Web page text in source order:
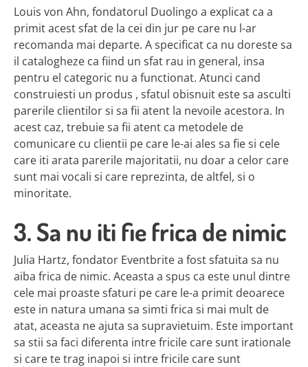
Louis von Ahn, fondatorul Duolingo a explicat ca a
primit acest sfat de la cei din jur pe care nu l-ar
recomanda mai departe. A specificat ca nu doreste sa
il catalogheze ca fiind un sfat rau in general, insa
pentru el categoric nu a functionat. Atunci cand
construiesti un produs , sfatul obisnuit este sa asculti
parerile clientilor si sa fii atent la nevoile acestora. In
acest caz, trebuie sa fii atent ca metodele de
comunicare cu clientii pe care le-ai ales sa fie si cele
care iti arata parerile majoritatii, nu doar a celor care
sunt mai vocali si care reprezinta, de altfel, si o
minoritate.
3. Sa nu iti fie frica de nimic
Julia Hartz, fondator Eventbrite a fost sfatuita sa nu
aiba frica de nimic. Aceasta a spus ca este unul dintre
cele mai proaste sfaturi pe care le-a primit deoarece
este in natura umana sa simti frica si mai mult de
atat, aceasta ne ajuta sa supravietuim. Este important
sa stii sa faci diferenta intre fricile care sunt irationale
si care te trag inapoi si intre fricile care sunt